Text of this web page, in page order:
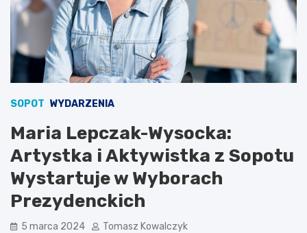
SOPOT WYDARZENIA
Maria Lepczak-Wysocka:
Artystka i Aktywistka z Sopotu
Wystartuje w Wyborach
Prezydenckich
5 marca 2024 Tomasz Kowalczyk